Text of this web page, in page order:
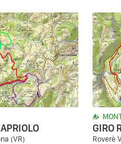
(VR)
GIRO
Roverè